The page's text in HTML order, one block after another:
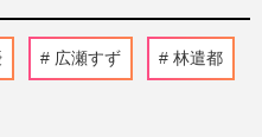
広瀬すず 林遣都